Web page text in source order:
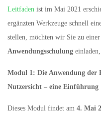
Leitfaden ist im Mai 2021
ergänzten Werkzeuge schnell
stellen, möchten wir Sie zu einer
Anwendungsschulung
Modul 1: Die Anwendung der
Nutzersicht – eine Einführung
Dieses Modul findet am 4. Mai